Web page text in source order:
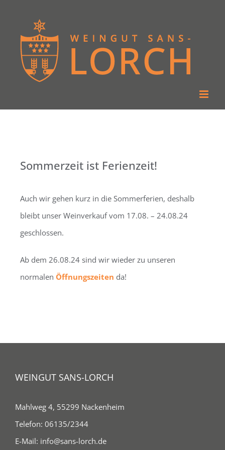
springen
Sommerzeit ist Ferienzeit!
Auch wir gehen kurz in die Sommerferien, deshalb
bleibt unser Weinverkauf vom 17.08. – 24.08.24
geschlossen.
Ab dem 26.08.24 sind wir wieder zu unseren
normalen Öffnungszeiten da!
WEINGUT SANS-LORCH
Mahlweg 4, 55299 Nackenheim
Telefon: 06135/2344
E-Mail: info@sans-lorch.de